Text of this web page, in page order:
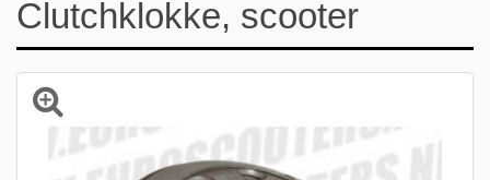
Clutchklokke, scooter